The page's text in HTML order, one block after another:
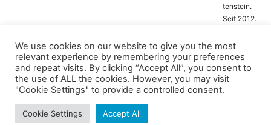
ten­stein.
Seit 2012.
Germany
Reports
Travel & Leisure
We use cookies on our website to give you the most
relevant experience by remembering your preferences
and repeat visits. By clicking “Accept All”, you consent to
the use of ALL the cookies. However, you may visit
"Cookie Settings" to provide a controlled consent.
Cookie Settings Accept All